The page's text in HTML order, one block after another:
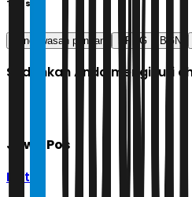
Tags
pengawasan pangan SPPG BGN
Sudahkah Anda mengikuti
Jawa Pos
Ikuti